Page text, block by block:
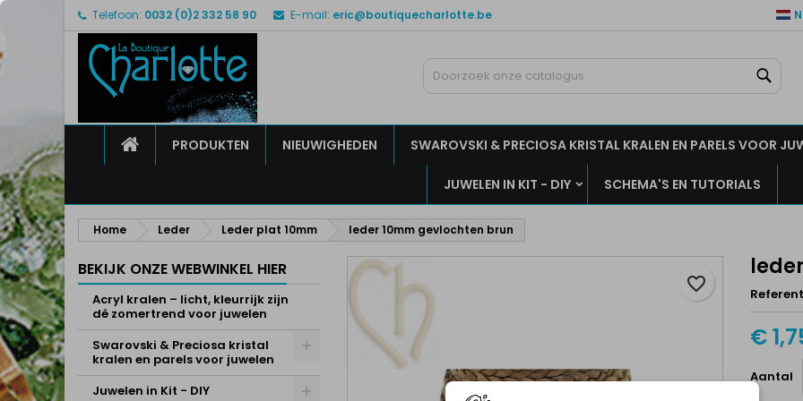
Telefoon: 0032 (0)2 332 58 90 E-mail: eric@boutiquecharlotte.be
HOMEPRODUKTEN NIEUWIGHEDEN SWAROVSKI & PRECIOSA KRISTAL KRALEN EN PARELS VOOR
JUWELEN IN KIT - DIY SCHEMA'S EN TUTORIALS
Home Leder Leder plat 10mm leder 10mm gevlochten brun
BEKIJK ONZE WEBWINKEL HIER
Acryl kralen – licht, kleurrijk zijn
dé zomertrend voor juwelen
Swarovski & Preciosa kristal
kralen en parels voor juwelen
Juwelen in Kit - DIY
€
Aantal
favorite_border
Mijn verlanglijsten
Maak een lijst
Maak een verlanglijst
Inloggen
U moet ingelogd zijn om producten in uw verlanglijst op te slaan.
Annuleren